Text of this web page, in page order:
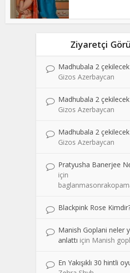
Ziyaretçi
Madhubala 2
Gizos Azerbaycan
Madhubala 2
Gizos Azerbaycan
Madhubala 2
Gizos Azerbaycan
Pratyusha Banerjee
için
Blackpink Rose
Manish Goplani neler
anlattı için Manish
En Yakışıklı 30 hintli